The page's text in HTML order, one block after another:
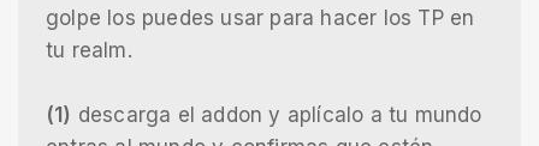
golpe los puedes usar para hacer los TP en
tu realm.
(1) descarga el addon y aplícalo a tu mundo